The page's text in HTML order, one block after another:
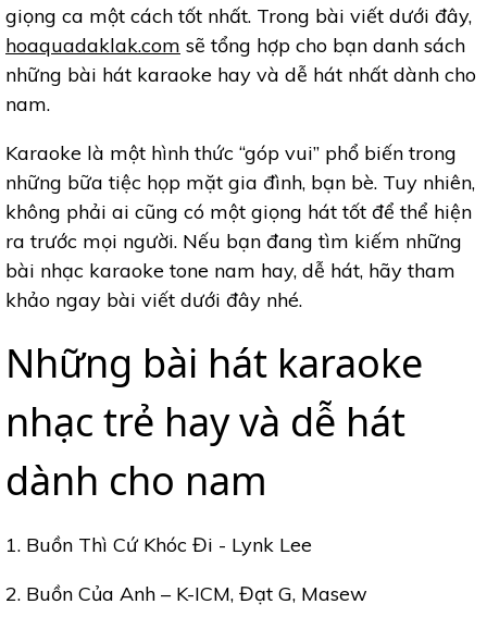
giọng ca một cách tốt nhất. Trong bài viết dưới đây,
hoaquadaklak.com sẽ tổng hợp cho bạn danh sách
những bài hát karaoke hay và dễ hát nhất dành cho
nam.
Karaoke là một hình thức “góp vui” phổ biến trong
những bữa tiệc họp mặt gia đình, bạn bè. Tuy nhiên,
không phải ai cũng có một giọng hát tốt để thể hiện
ra trước mọi người. Nếu bạn đang tìm kiếm những
bài nhạc karaoke tone nam hay, dễ hát, hãy tham
khảo ngay bài viết dưới đây nhé.
Những bài hát karaoke
nhạc trẻ hay và dễ hát
dành cho nam
1. Buồn Thì Cứ Khóc Đi - Lynk Lee
2. Buồn Của Anh – K-ICM, Đạt G, Masew